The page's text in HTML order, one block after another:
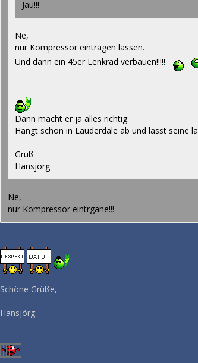
Jau!!!
Ne,
nur Kompressor eintragen lassen.
Und dann ein 45er Lenkrad verbauen!!!!!
Dann macht er ja alles richtig.
Hängt schön in Lauderdale ab und lässt seine
Gruß
Hansjörg
Ne,
nur Kompressor eintrgane!!!
Schöne Grüße,
Hansjörg